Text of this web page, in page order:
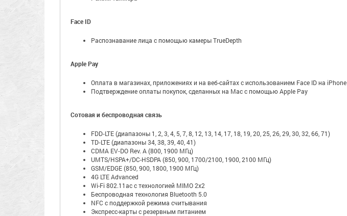
Face ID
Распознавание лица с помощью камеры TrueDepth
Apple Pay
Оплата в магазинах, приложениях и на веб-сайтах с использованием Face ID на iPhone
Подтверждение оплаты покупок, сделанных на Mac с помощью Apple Pay
Сотовая и беспроводная связь
FDD‑LTE (диапазоны 1, 2, 3, 4, 5, 7, 8, 12, 13, 14, 17, 18, 19, 20, 25, 26, 29, 30, 32, 66, 71)
TD‑LTE (диапазоны 34, 38, 39, 40, 41)
CDMA EV‑DO Rev. A (800, 1900 МГц)
UMTS/HSPA+/DC-HSDPA (850, 900, 1700/2100, 1900, 2100 МГц)
GSM/EDGE (850, 900, 1800, 1900 МГц)
4G LTE Advanced
Wi-Fi 802.11ac с технологией MIMO 2x2
Беспроводная технология Bluetooth 5.0
NFC с поддержкой режима считывания
Экспресс-карты с резервным питанием